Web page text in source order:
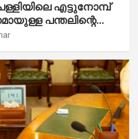
എട്ടുനോമ്പ്
പന്തലിന്റെ
പ്രീസ്റ്റ് വെരി.